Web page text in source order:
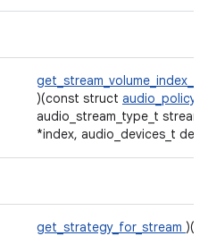
)(const struct audio_policy
audio_stream_type_t
*index, audio_devices_t
get_strategy_for_stream